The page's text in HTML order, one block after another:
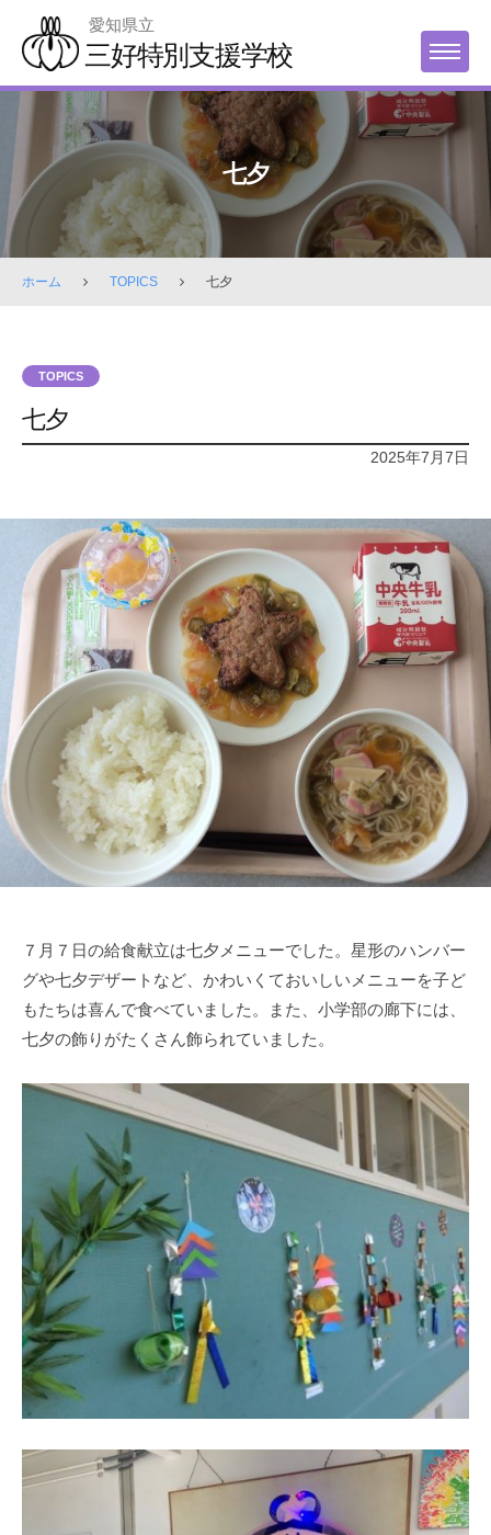
content
愛知県立
三好特別支援学校 MENU
七夕
ホーム TOPICS 七夕
TOPICS
七夕
2025年7月7日
７月７日の給食献立は七夕メニューでした。星形のハンバー
グや七夕デザートなど、かわいくておいしいメニューを子ど
もたちは喜んで食べていました。また、小学部の廊下には、
七夕の飾りがたくさん飾られていました。